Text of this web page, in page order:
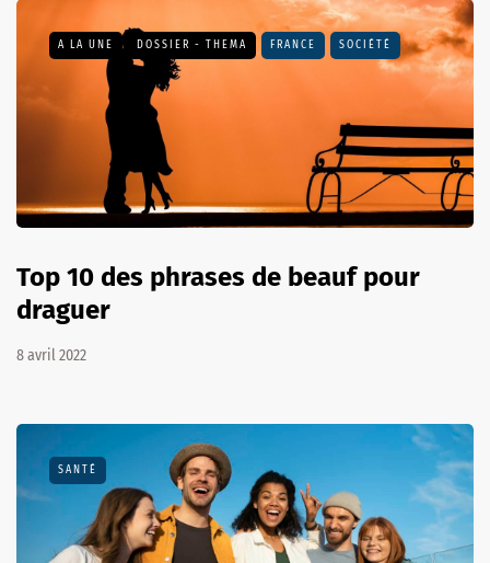
A LA UNE DOSSIER - THEMA FRANCE SOCIÉTÉ
Top 10 des phrases de beauf pour
draguer
8 avril 2022
SANTÉ